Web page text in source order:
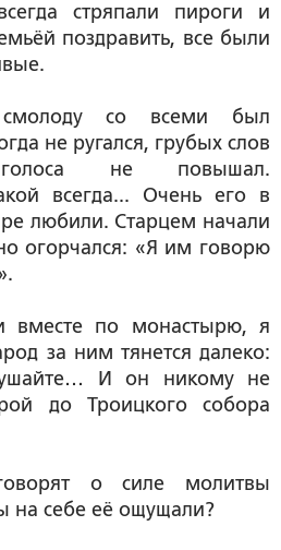
стряпали пироги и
поздравить, все были
со всеми был
не ругался, грубых слов
не повышал.
всегда... Очень его в
любили. Старцем начали
огорчался: «Я им говорю
вместе по монастырю, я
за ним тянется далеко:
И он никому не
до Троицкого собора
о силе молитвы
на себе её ощущали?